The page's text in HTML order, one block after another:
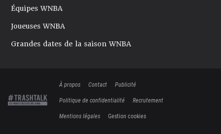
Équipes WNBA
Joueuses WNBA
Grandes dates de la saison WNBA
À propos Contact
Publicité
Politique de confidentialité
Recrutement
Mentions légales
Gestion cookies